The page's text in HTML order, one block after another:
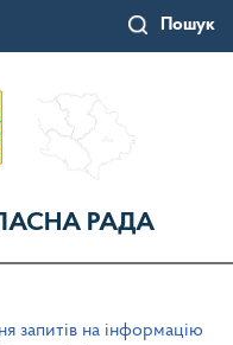
Пошук
РАДА
запитів на інформацію